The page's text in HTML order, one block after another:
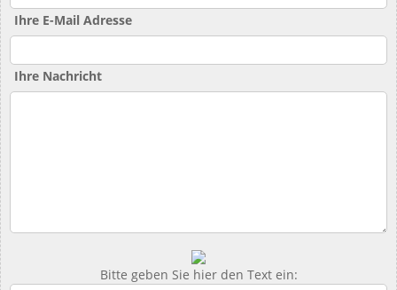
Ihre E-Mail Adresse
Ihre Nachricht
Bitte geben Sie hier den Text ein: